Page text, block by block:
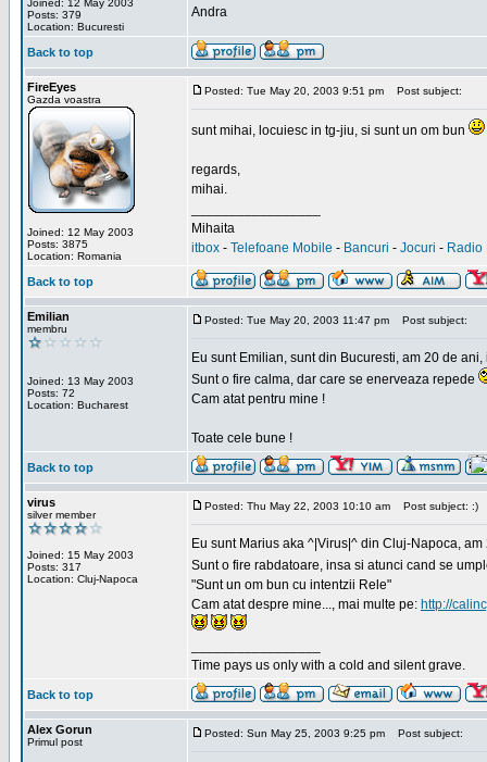
Joined: 12 May 2003
Posts: 379
Location: Bucuresti
Andra
Back to top
FireEyes
Gazda voastra
Joined: 12 May 2003
Posts: 3875
Location: Romania
Posted: Tue May 20, 2003 9:51 pm Post subject:
sunt mihai, locuiesc in tg-jiu, si sunt un om bun
regards,
mihai.
Mihaita
itbox - Telefoane Mobile - Bancuri - Jocuri - Radio
Back to top
Emilian
membru
Joined: 13 May 2003
Posts: 72
Location: Bucharest
Posted: Tue May 20, 2003 11:47 pm Post subject:
Eu sunt Emilian, sunt din Bucuresti, am 20 de
Sunt o fire calma, dar care se enerveaza repede
Cam atat pentru mine !
Toate cele bune !
Back to top
virus
silver member
Joined: 15 May 2003
Posts: 317
Location: Cluj-Napoca
Posted: Thu May 22, 2003 10:10 am Post subject: :)
Eu sunt Marius aka ^|Virus|^ din Cluj-Napoca,
Sunt o fire rabdatoare, insa si atunci cand se
"Sunt un om bun cu intentzii Rele"
Cam atat despre mine..., mai multe pe: http://
Time pays us only with a cold and silent grave.
Back to top
Alex Gorun
Primul post
Posted: Sun May 25, 2003 9:25 pm Post subject: